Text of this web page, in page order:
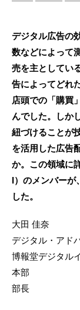
デジタル広告の
数などによって
売を主としてい
告によってどれ
店頭での「購買
んでした。しか
紐づけることが
を活用した広告
か。この領域に
I）のメンバーが
した。
大田 佳奈
デジタル・アド
博報堂デジタル
本部
部長